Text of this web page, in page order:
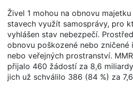
Živel 1 mohou na obnovu
stavech využít samosprávy, pro
vyhlášen stav nebezpečí.
obnovu poškozené nebo
nebo veřejných prostranství.
přijalo 460 žádostí za 8,6
jich už schválilo 386 (84 %) za